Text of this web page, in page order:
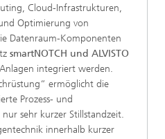
Cloud-Infrastrukturen,
Optimierung von
Datenraum-Komponenten
smartNOTCH und ALVISTO
integriert werden.
ermöglicht die
Prozess- und
sehr kurzer Stillstandzeit.
innerhalb kurzer